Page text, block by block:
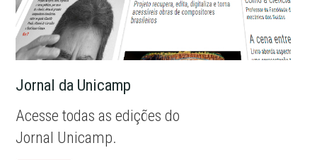
Jornal da Unicamp
Acesse todas as edições do
Jornal Unicamp.